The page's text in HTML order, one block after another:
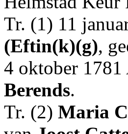
Tr. (1) 11
(Eftin(k)(g),
4 oktober
Berends.
Tr. (2) Maria